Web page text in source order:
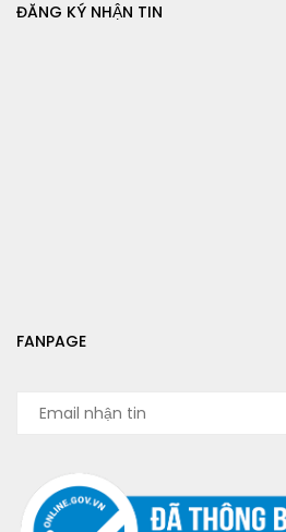
ĐĂNG KÝ NHẬN TIN
FANPAGE